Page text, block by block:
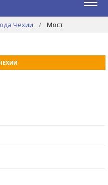
Чехии Мост